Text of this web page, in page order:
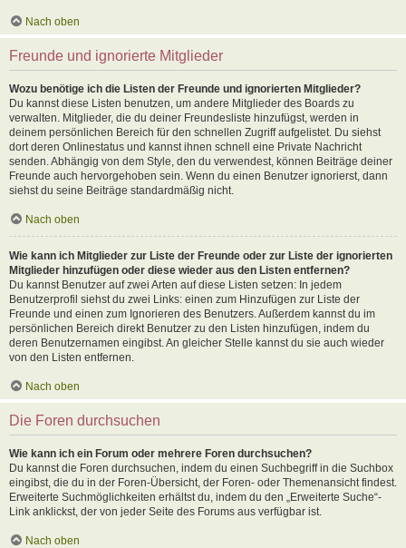
Nach oben
Freunde und ignorierte Mitglieder
Wozu benötige ich die Listen der Freunde und ignorierten Mitglieder?
Du kannst diese Listen benutzen, um andere Mitglieder des Boards zu
verwalten. Mitglieder, die du deiner Freundesliste hinzufügst, werden in
deinem persönlichen Bereich für den schnellen Zugriff aufgelistet. Du siehst
dort deren Onlinestatus und kannst ihnen schnell eine Private Nachricht
senden. Abhängig von dem Style, den du verwendest, können Beiträge deiner
Freunde auch hervorgehoben sein. Wenn du einen Benutzer ignorierst, dann
siehst du seine Beiträge standardmäßig nicht.
Nach oben
Wie kann ich Mitglieder zur Liste der Freunde oder zur Liste der ignorierten
Mitglieder hinzufügen oder diese wieder aus den Listen entfernen?
Du kannst Benutzer auf zwei Arten auf diese Listen setzen: In jedem
Benutzerprofil siehst du zwei Links: einen zum Hinzufügen zur Liste der
Freunde und einen zum Ignorieren des Benutzers. Außerdem kannst du im
persönlichen Bereich direkt Benutzer zu den Listen hinzufügen, indem du
deren Benutzernamen eingibst. An gleicher Stelle kannst du sie auch wieder
von den Listen entfernen.
Nach oben
Die Foren durchsuchen
Wie kann ich ein Forum oder mehrere Foren durchsuchen?
Du kannst die Foren durchsuchen, indem du einen Suchbegriff in die Suchbox
eingibst, die du in der Foren-Übersicht, der Foren- oder Themenansicht findest.
Erweiterte Suchmöglichkeiten erhältst du, indem du den „Erweiterte Suche“-
Link anklickst, der von jeder Seite des Forums aus verfügbar ist.
Nach oben